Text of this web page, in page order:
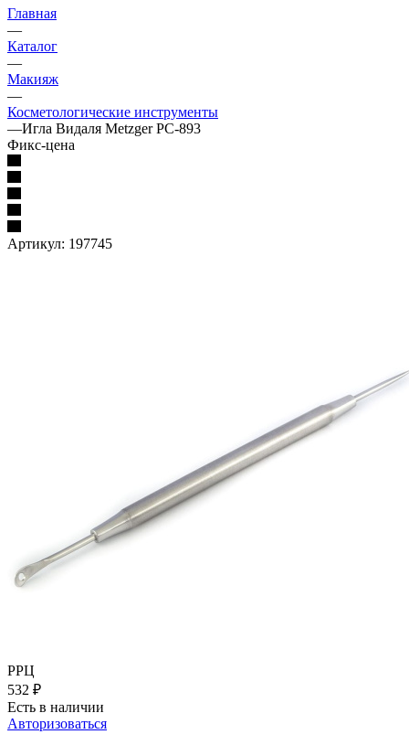
Главная
—
Каталог
—
Макияж
—
Косметологические инструменты
—Игла Видаля Metzger PC-893
Фикс-цена
Артикул: 197745
РРЦ
532 ₽
Есть в наличии
Авторизоваться